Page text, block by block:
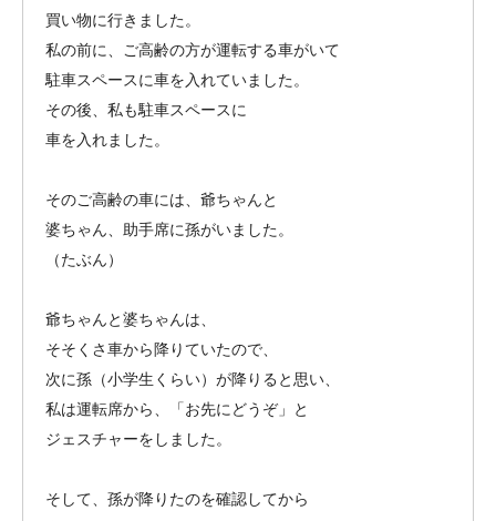
買い物に行きました。
私の前に、ご高齢の方が運転する車がいて
駐車スペースに車を入れていました。
その後、私も駐車スペースに
車を入れました。
そのご高齢の車には、爺ちゃんと
婆ちゃん、助手席に孫がいました。
（たぶん）
爺ちゃんと婆ちゃんは、
そそくさ車から降りていたので、
次に孫（小学生くらい）が降りると思い、
私は運転席から、「お先にどうぞ」と
ジェスチャーをしました。
そして、孫が降りたのを確認してから